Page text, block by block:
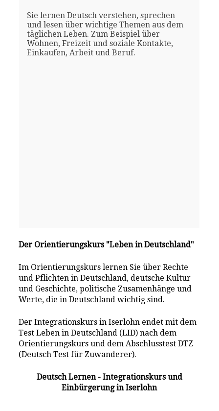
Sie lernen Deutsch verstehen, sprechen
und lesen über wichtige Themen aus dem
täglichen Leben. Zum Beispiel über
Wohnen, Freizeit und soziale Kontakte,
Einkaufen, Arbeit und Beruf.
Der Orientierungskurs "Leben in Deutschland"
Im Orientierungskurs lernen Sie über Rechte
und Pflichten in Deutschland, deutsche Kultur
und Geschichte, politische Zusamenhänge und
Werte, die in Deutschland wichtig sind.
Der Integrationskurs in Iserlohn endet mit dem
Test Leben in Deutschland (LID) nach dem
Orientierungskurs und dem Abschlusstest DTZ
(Deutsch Test für Zuwanderer).
Deutsch Lernen - Integrationskurs und
Einbürgerung in Iserlohn